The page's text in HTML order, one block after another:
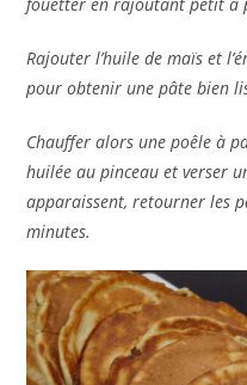
Rajouter l’huile de maïs et
pour obtenir une pâte bien
Chauffer alors une poêle à
huilée au pinceau et verser
apparaissent, retourner les
minutes.